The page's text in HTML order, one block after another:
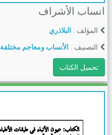
انساب الأشراف
المؤلف : البلاذري
التصنيف : الأنساب ومعاجم مختلفة
تحميل الكتاب